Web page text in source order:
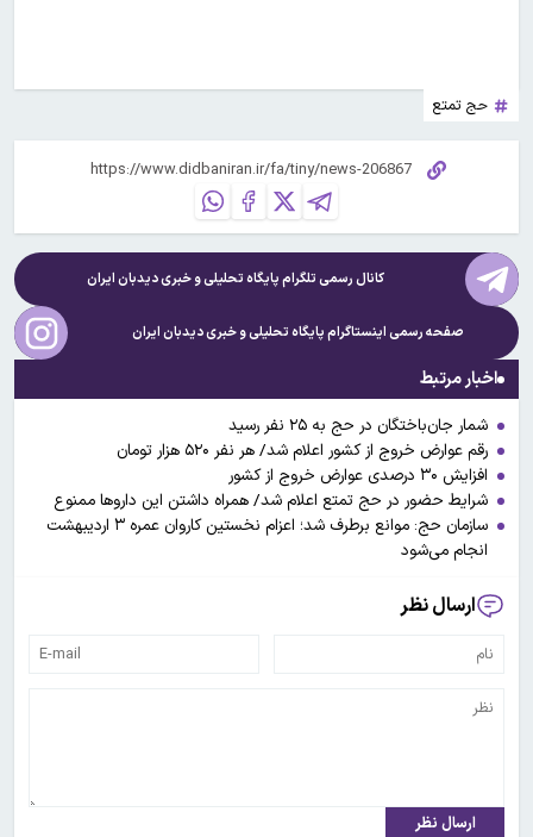
حج تمتع
کانال رسمی تلگرام پایگاه تحلیلی و خبریدیدبان ایران
صفحه رسمی اینستاگرام پایگاه تحلیلی و خبریدیدبان ایران
اخبار مرتبط
شمار جان‌باختگان در حج به ۲۵ نفر رسید
رقم عوارض خروج از کشور اعلام شد/ هر نفر ۵۲۰ هزار تومان
افزایش ۳۰ درصدی عوارض خروج از کشور
شرایط حضور در حج تمتع اعلام شد/ همراه داشتن این داروها ممنوع
سازمان حج: موانع برطرف شد؛ اعزام نخستین کاروان عمره ۳ اردیبهشت
انجام می‌شود
ارسال نظر
ارسال نظر